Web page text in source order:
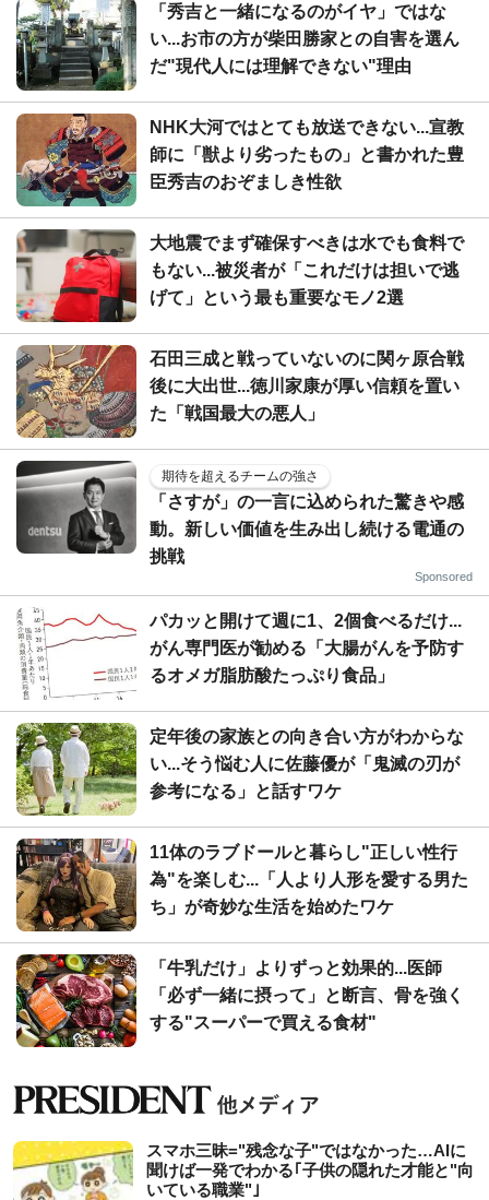
「秀吉と一緒になるのがイヤ」ではな
い...お市の方が柴田勝家との自害を選ん
だ"現代人には理解できない"理由
NHK大河ではとても放送できない...宣教
師に「獣より劣ったもの」と書かれた豊
臣秀吉のおぞましき性欲
大地震でまず確保すべきは水でも食料で
もない...被災者が「これだけは担いで逃
げて」という最も重要なモノ2選
石田三成と戦っていないのに関ヶ原合戦
後に大出世...徳川家康が厚い信頼を置い
た「戦国最大の悪人」
期待を超えるチームの強さ
「さすが」の一言に込められた驚きや感
動。新しい価値を生み出し続ける電通の
挑戦
Sponsored
パカッと開けて週に1、2個食べるだけ...
がん専門医が勧める「大腸がんを予防す
るオメガ脂肪酸たっぷり食品」
定年後の家族との向き合い方がわからな
い...そう悩む人に佐藤優が「鬼滅の刃が
参考になる」と話すワケ
11体のラブドールと暮らし"正しい性行
為"を楽しむ...「人より人形を愛する男た
ち」が奇妙な生活を始めたワケ
「牛乳だけ」よりずっと効果的...医師
「必ず一緒に摂って」と断言、骨を強く
する"スーパーで買える食材"
スマホ三昧="残念な子"ではなかった…AIに
聞けば一発でわかる｢子供の隠れた才能と"向
いている職業"｣